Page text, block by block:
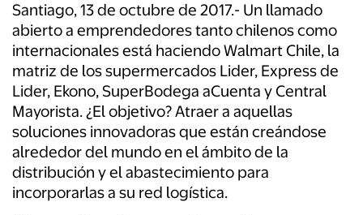
Santiago, 13 de octubre de 2017.- Un llamado
abierto a emprendedores tanto chilenos como
internacionales está haciendo Walmart Chile, la
matriz de los supermercados Lider, Express de
Lider, Ekono, SuperBodega aCuenta y Central
Mayorista. ¿El objetivo? Atraer a aquellas
soluciones innovadoras que están creándose
alrededor del mundo en el ámbito de la
distribución y el abastecimiento para
incorporarlas a su red logística.